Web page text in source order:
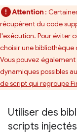
Attention :
récupèrent du code
l'exécution. Pour éviter
choisir une bibliothèque
Vous pouvez
dynamiques possibles
de script qui regroupe
Utiliser des
scripts